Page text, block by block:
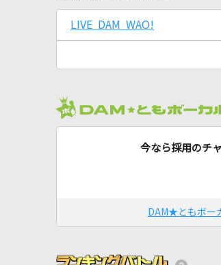
LIVE DAM WAO!
今なら採用のチ
DAM★ともボー